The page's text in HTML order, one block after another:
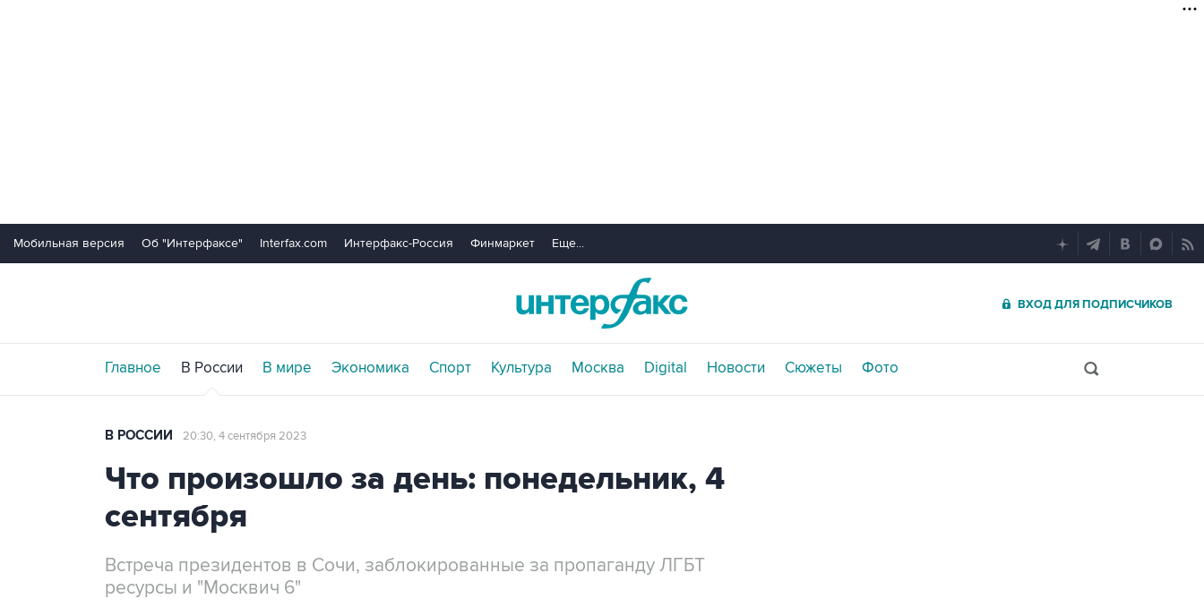
Мобильная версия Об "Интерфаксе" Interfax.com Интерфакс-Россия Финмаркет Еще...
ВХОД ДЛЯ ПОДПИСЧИКОВ
Главное В России В мире Экономика Спорт Культура Москва Digital Новости Сюжеты Фото
В РОССИИ 20:30, 4 сентября 2023
Что произошло за день: понедельник, 4
сентября
Встреча президентов в Сочи, заблокированные за пропаганду ЛГБТ
ресурсы и "Москвич 6"